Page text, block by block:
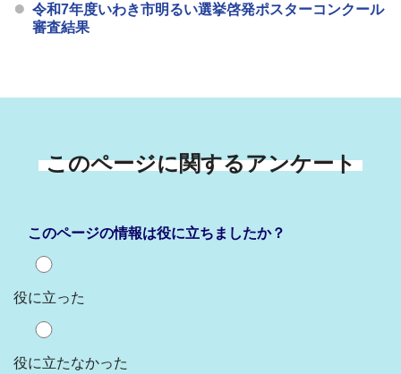
令和7年度いわき市明るい選挙啓発ポスターコンクール
審査結果
このページに関するアンケート
このページの情報は役に立ちましたか？
役に立った
役に立たなかった